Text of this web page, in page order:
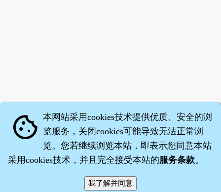
·沈药子©2008～2026
cookie 本网站采用cookies技术提供优质、安全的浏
览服务，关闭cookies可能导致无法正常浏
览。您若继续浏览本站，即表示您同意本站
采用cookies技术，并且完全接受本站的服务条款。